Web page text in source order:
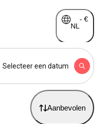
NL
- €
Selecteer een datum
Aanbevolen